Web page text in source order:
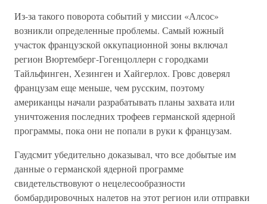
Из-за такого поворота событий у миссии «Алсос»
возникли определенные проблемы. Самый южный
участок французской оккупационной зоны включал
регион Вюртемберг-Гогенцоллерн с городками
Тайльфинген, Хезинген и Хайгерлох. Гровс доверял
французам еще меньше, чем русским, поэтому
американцы начали разрабатывать планы захвата или
уничтожения последних трофеев германской ядерной
программы, пока они не попали в руки к французам.
Гаудсмит убедительно доказывал, что все добытые им
данные о германской ядерной программе
свидетельствовуют о нецелесообразности
бомбардировочных налетов на этот регион или отправки